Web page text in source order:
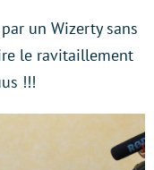
un Wizerty sans
le ravitaillement
!!!